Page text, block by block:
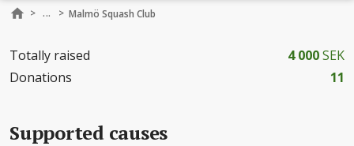
> ... > Malmö Squash Club
Totally raised 4 000SEK
Donations
11
Supported causes